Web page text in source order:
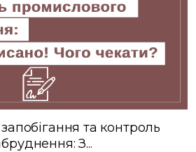
та контроль
З...